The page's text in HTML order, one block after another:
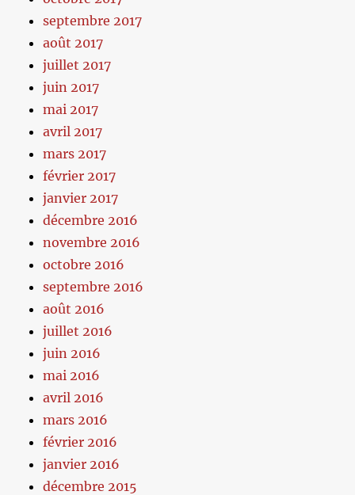
septembre 2017
août 2017
juillet 2017
juin 2017
mai 2017
avril 2017
mars 2017
février 2017
janvier 2017
décembre 2016
novembre 2016
octobre 2016
septembre 2016
août 2016
juillet 2016
juin 2016
mai 2016
avril 2016
mars 2016
février 2016
janvier 2016
décembre 2015